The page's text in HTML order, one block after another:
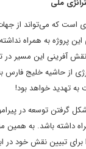
است که می‌تواند از
این پروژه به همراه
آفرینی این مسیر در
از حاشیه خلیج فارس
تهدید خواهد بود!
گرفتن توسعه در
داشته باشد. به همین
برای تبیین نقش خود در